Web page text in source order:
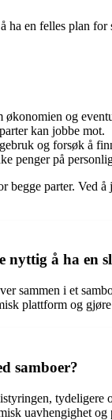
en felles plan
og
kan jobbe mot.
og forsøk å
penger på
parter.
nyttig å ha en
sammen i et
plattform og
samboer?
uavhengighet